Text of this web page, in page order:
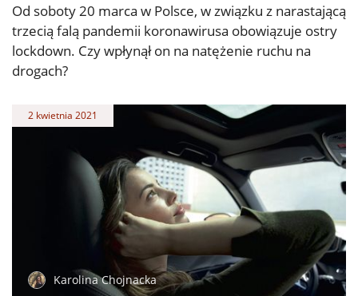
Od soboty 20 marca w Polsce, w związku z narastającą
trzecią falą pandemii koronawirusa obowiązuje ostry
lockdown. Czy wpłynął on na natężenie ruchu na
drogach?
2 kwietnia 2021
Karolina Chojnacka